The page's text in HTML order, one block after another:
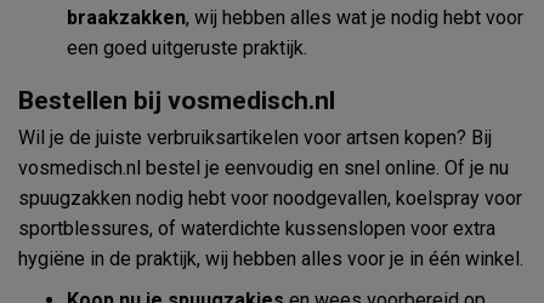
braakzakken, wij hebben alles wat je nodig hebt voor
een goed uitgeruste praktijk.
Bestellen bij vosmedisch.nl
Wil je de juiste verbruiksartikelen voor artsen kopen? Bij
vosmedisch.nl bestel je eenvoudig en snel online. Of je nu
spuugzakken nodig hebt voor noodgevallen, koelspray voor
sportblessures, of waterdichte kussenslopen voor extra
hygiëne in de praktijk, wij hebben alles voor je in één winkel.